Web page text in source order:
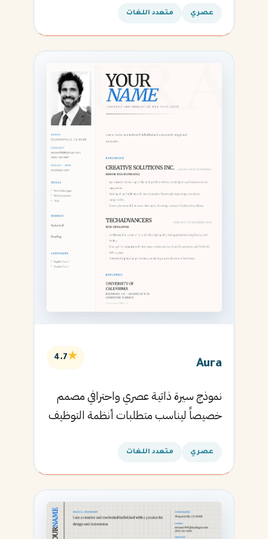
القادمة.
عصري متعدد اللغات
Aura
★
4.7
نموذج سيرة ذاتية عصري واحترافي مصمم
خصيصاً ليناسب متطلبات أنظمة التوظيف
القادمة.
عصري متعدد اللغات